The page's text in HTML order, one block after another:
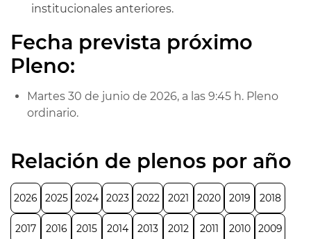
institucionales anteriores.
Fecha prevista próximo
Pleno:
Martes 30 de junio de 2026, a las 9:45 h. Pleno
ordinario.
Relación de plenos por año
2026 2025 2024 2023 2022 2021 2020 2019 2018
2017 2016 2015 2014 2013 2012 2011 2010 2009